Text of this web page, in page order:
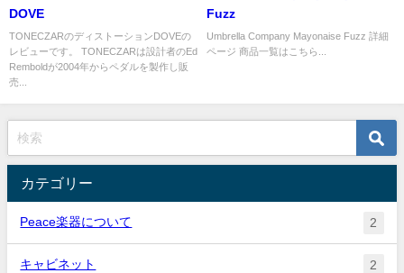
DOVE
TONECZARのディストーションDOVEの
レビューです。 TONECZARは設計者のEd
Remboldが2004年からペダルを製作し販
売...
Fuzz
Umbrella Company Mayonaise Fuzz 詳細
ページ 商品一覧はこちら...
カテゴリー
Peace楽器について 2
キャビネット 2